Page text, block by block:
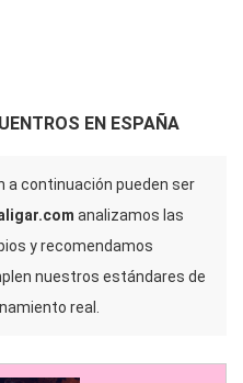
EN ESPAÑA
a continuación pueden ser
analizamos las
y recomendamos
nuestros estándares de
real.